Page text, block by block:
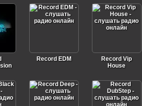
Record EDM
Record Vip
House